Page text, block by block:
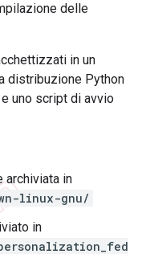
delle
in un
distribuzione Python
uno script di avvio
archiviata in
linux-gnu/
in